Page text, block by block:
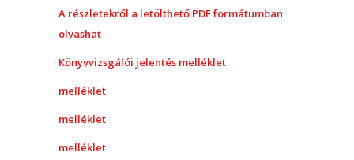
A részletekről a letölthető PDF formátumban
olvashat
Könyvvizsgálói jelentés melléklet
melléklet
melléklet
melléklet